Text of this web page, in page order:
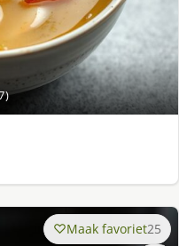
Maak favoriet25